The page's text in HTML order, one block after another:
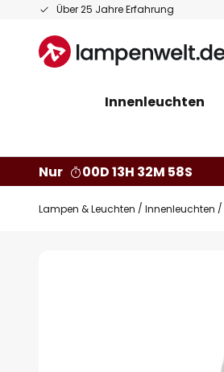
Über 25 Jahre Erfahrung
Zum
springen
Innenleuchten
Nur
00D 13H 32M 57S
Lampen & Leuchten Innenleuchten